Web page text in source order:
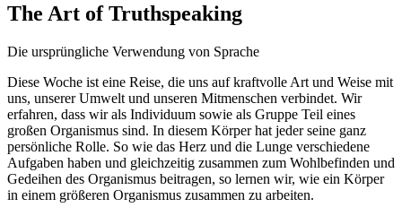
The Art of Truthspeaking
Die ursprüngliche Verwendung von Sprache
Diese Woche ist eine Reise, die uns auf kraftvolle Art und Weise mit
uns, unserer Umwelt und unseren Mitmenschen verbindet. Wir
erfahren, dass wir als Individuum sowie als Gruppe Teil eines
großen Organismus sind. In diesem Körper hat jeder seine ganz
persönliche Rolle. So wie das Herz und die Lunge verschiedene
Aufgaben haben und gleichzeitig zusammen zum Wohlbefinden und
Gedeihen des Organismus beitragen, so lernen wir, wie ein Körper
in einem größeren Organismus zusammen zu arbeiten.